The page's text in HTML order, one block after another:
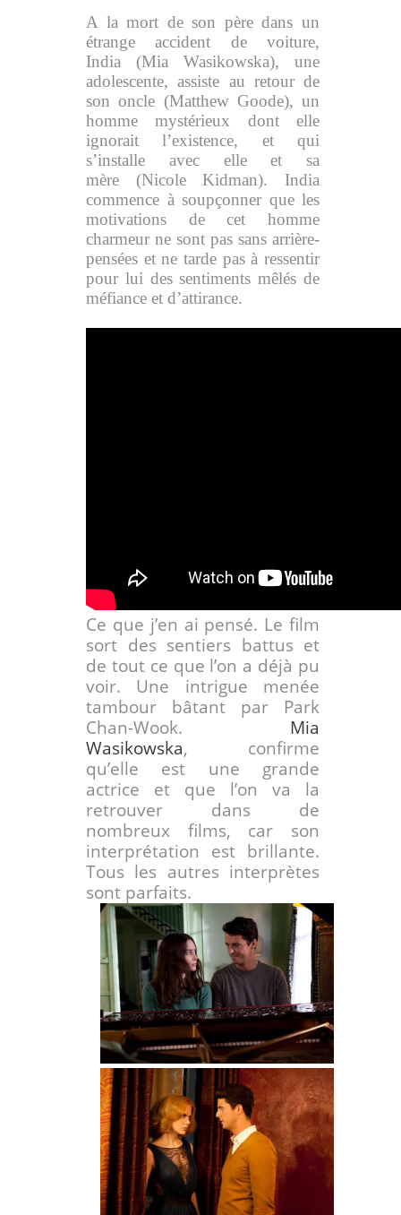
A la mort de son père dans un
étrange accident de voiture,
India (Mia Wasikowska), une
adolescente, assiste au retour de
son oncle (Matthew Goode), un
homme mystérieux dont elle
ignorait l’existence, et qui
s’installe avec elle et sa
mère (Nicole Kidman). India
commence à soupçonner que les
motivations de cet homme
charmeur ne sont pas sans arrière-
pensées et ne tarde pas à ressentir
pour lui des sentiments mêlés de
méfiance et d’attirance.
Ce que j’en ai pensé. Le film
sort des sentiers battus et
de tout ce que l’on a déjà pu
voir. Une intrigue menée
tambour bâtant par Park
Chan-Wook. Mia
Wasikowska, confirme
qu’elle est une grande
actrice et que l’on va la
retrouver dans de
nombreux films, car son
interprétation est brillante.
Tous les autres interprètes
sont parfaits.